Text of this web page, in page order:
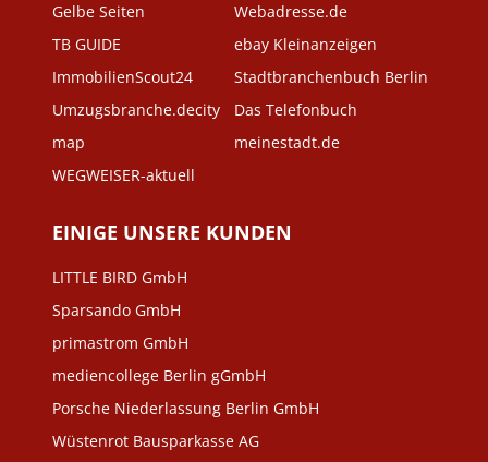
Gelbe Seiten
TB GUIDE
ImmobilienScout24
Umzugsbranche.decity
map
WEGWEISER-aktuell
Webadresse.de
ebay Kleinanzeigen
Stadtbranchenbuch Berlin
Das Telefonbuch
meinestadt.de
EINIGE UNSERE KUNDEN
LITTLE BIRD GmbH
Sparsando GmbH
primastrom GmbH
mediencollege Berlin gGmbH
Porsche Niederlassung Berlin GmbH
Wüstenrot Bausparkasse AG